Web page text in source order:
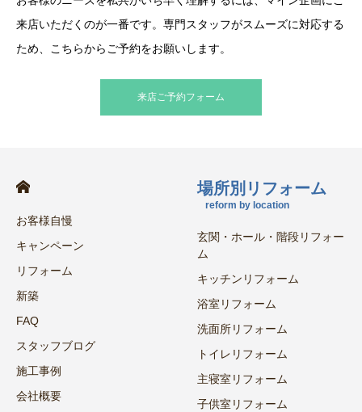
来店いただくのが一番です。専門スタッフがスムーズに対応する
ため、こちらからご予約をお願いします。
来店ご予約フォーム
お客様自慢
キャンペーン
リフォーム
新築
FAQ
スタッフブログ
施工事例
会社概要
場所別リフォーム
reform by location
玄関・ホール・階段リフォー
ム
キッチンリフォーム
浴室リフォーム
洗面所リフォーム
トイレリフォーム
主寝室リフォーム
子供室リフォーム